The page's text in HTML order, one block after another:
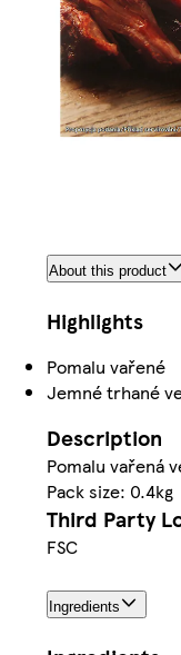
About this product
Highlights
Pomalu vařené
Jemné trhané
Description
Pomalu vařená
Pack size: 0.4kg
Third Party
FSC
Ingredients